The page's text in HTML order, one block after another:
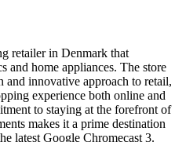
retailer in Denmark that
and home appliances. The store
and innovative approach to retail,
experience both online and
to staying at the forefront of
makes it a prime destination
latest Google Chromecast 3.